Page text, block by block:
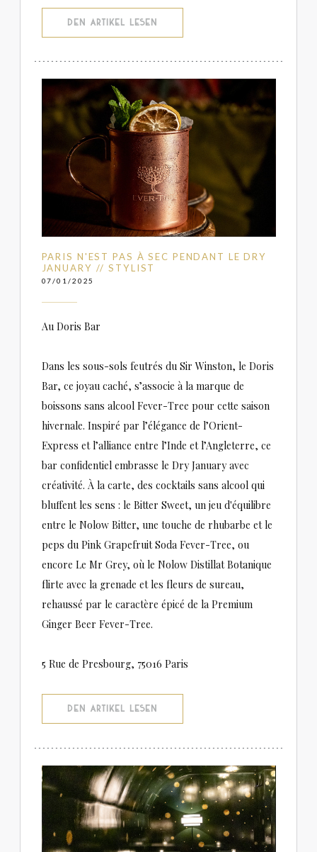
DEN ARTIKEL LESEN
PARIS N'EST PAS À SEC PENDANT LE DRY
JANUARY // STYLIST
07/01/2025
Au Doris Bar
Dans les sous-sols feutrés du Sir Winston, le Doris
Bar, ce joyau caché, s’associe à la marque de
boissons sans alcool Fever-Tree pour cette saison
hivernale. Inspiré par l’élégance de l’Orient-
Express et l’alliance entre l’Inde et l’Angleterre, ce
bar confidentiel embrasse le Dry January avec
créativité. À la carte, des cocktails sans alcool qui
bluffent les sens : le Bitter Sweet, un jeu d'équilibre
entre le Nolow Bitter, une touche de rhubarbe et le
peps du Pink Grapefruit Soda Fever-Tree, ou
encore Le Mr Grey, où le Nolow Distillat Botanique
flirte avec la grenade et les fleurs de sureau,
rehaussé par le caractère épicé de la Premium
Ginger Beer Fever-Tree.
5 Rue de Presbourg, 75016 Paris
DEN ARTIKEL LESEN